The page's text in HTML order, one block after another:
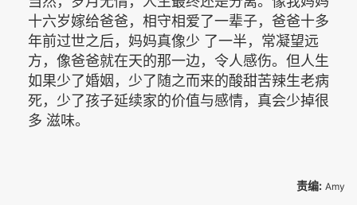
十六岁嫁给爸爸，相守相爱了一辈子，爸爸十多
年前过世之后，妈妈真像少 了一半，常凝望远
方，像爸爸就在天的那一边，令人感伤。但人生
如果少了婚姻，少了随之而来的酸甜苦辣生老病
死，少了孩子延续家的价值与感情，真会少掉很
多 滋味。
责编: Amy